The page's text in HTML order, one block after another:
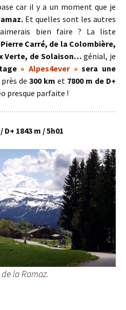
car il y a un moment que je
Et quelles sont les autres
bien faire ? La liste
Carré, de la Colombière,
Verte, de Solaison…génial, je
« Alpes4ever » sera une
de 300 km et 7800 m de D+
presque parfaite !
D+ 1843 m / 5h01
la Ramaz.